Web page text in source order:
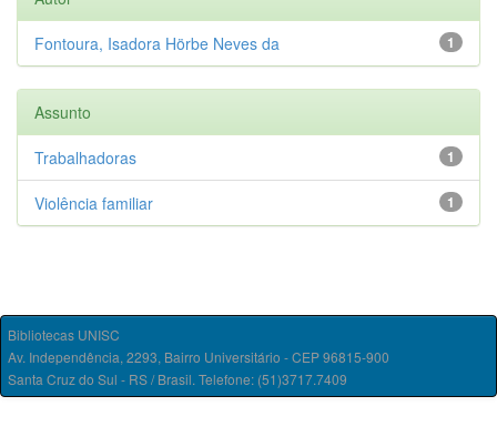
1
Fontoura, Isadora Hörbe Neves da
Assunto
1
Trabalhadoras
1
Violência familiar
Bibliotecas UNISC
Av. Independência, 2293, Bairro Universitário - CEP 96815-900
Santa Cruz do Sul - RS / Brasil. Telefone: (51)3717.7409